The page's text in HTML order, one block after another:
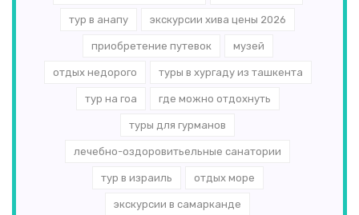
тур в анапу экскурсии хива цены 2026
приобретение путевок музей
отдых недорого туры в хургаду из ташкента
тур на гоа где можно отдохнуть
туры для гурманов
лечебно-оздоровитьельные санатории
тур в израиль отдых море
экскурсии в самарканде